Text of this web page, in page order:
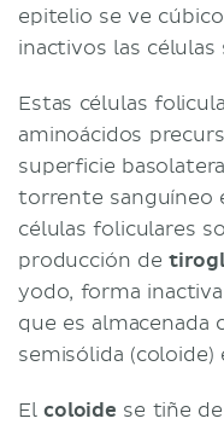
epitelio se ve
inactivos las células
Estas células
aminoácidos
superficie
torrente sanguíneo
células foliculares
producción de
yodo, forma
que es almacenada
semisólida
Elcoloide se tiñe